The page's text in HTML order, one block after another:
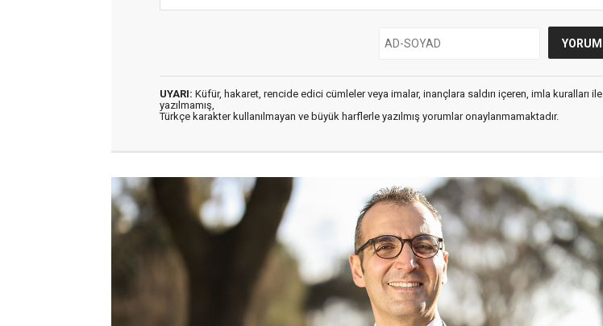
UYARI: Küfür, hakaret, rencide edici cümleler veya imalar, inançlara saldırı içeren, imla kuralları ile
yazılmamış,
Türkçe karakter kullanılmayan ve büyük harflerle yazılmış yorumlar onaylanmamaktadır.